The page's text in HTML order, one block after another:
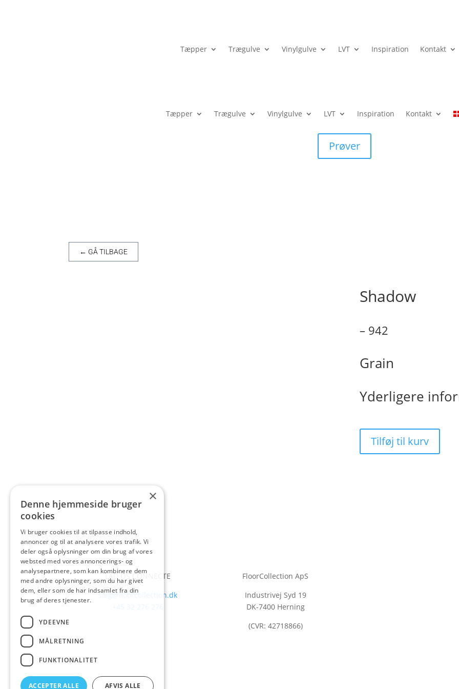
Tæpper Trægulve Vinylgulve LVT Inspiration Kontakt
Tæpper Trægulve Vinylgulve LVT Inspiration Kontakt
Prøver
← GÅ TILBAGE
Shadow
– 942
Grain
Yderligere
Tilføj til kurv
LAD OS CONNECTE
salg@floorcollection.dk
FloorCollection ApS
Industrivej Syd 19
DK-7400 Herning
(CVR: 42718866)
×
Denne hjemmeside bruger
cookies
Vi bruger cookies til at tilpasse indhold,
annoncer og til at analysere vores trafik. Vi
deler også oplysninger om din brug af vores
websted med vores annoncerings- og
analysepartnere, som kan kombinere dem
med andre oplysninger, som du har givet
dem, eller som de har indsamlet fra din
brug af deres tjenester.
YDEEVNE
MÅLRETNING
FUNKTIONALITET
ACCEPTER ALLE AFVIS ALLE